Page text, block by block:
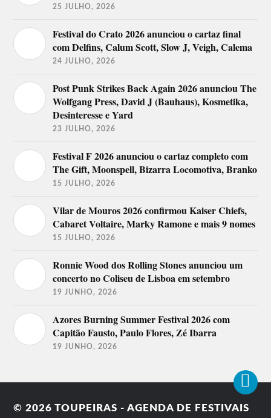
25 JULHO, 2026
Festival do Crato 2026 anunciou o cartaz final
com Delfins, Calum Scott, Slow J, Veigh, Calema
24 JULHO, 2026
Post Punk Strikes Back Again 2026 anunciou The
Wolfgang Press, David J (Bauhaus), Kosmetika,
Desinteresse e Yard
23 JULHO, 2026
Festival F 2026 anunciou o cartaz completo com
The Gift, Moonspell, Bizarra Locomotiva, Branko
15 JULHO, 2026
Vilar de Mouros 2026 confirmou Kaiser Chiefs,
Cabaret Voltaire, Marky Ramone e mais 9 nomes
15 JULHO, 2026
Ronnie Wood dos Rolling Stones anunciou um
concerto no Coliseu de Lisboa em setembro
19 JUNHO, 2026
Azores Burning Summer Festival 2026 com
Capitão Fausto, Paulo Flores, Zé Ibarra
19 JUNHO, 2026
© 2026TOUPEIRAS - AGENDA DE FESTIVAIS